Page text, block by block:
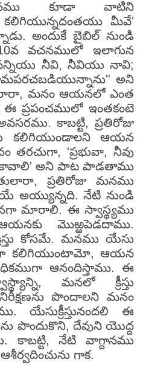
కూడా వాటిని
మీవే'
అందుకే బైబిల్ నుండి
వచనములో ఇలాగున
నీవి, నీవియు నావి;
అని
మనం ఆయనలో ఎంత
ప్రపంచములో ఇంతకంటె
కాబట్టి, ప్రతిరోజు
కలిగియుండాలని ఆయన
తరచుగా, 'ప్రభువా, నీవు
కావాలి' అని పాట పాడతాము
ప్రతిరోజు మనము
అయ్యున్నది. నేటి నుండి
మారాలి. ఈ స్వాస్థ్యము
మొఱ్ఱపెడదాము.
కోసమే. మనము యేసు
కలిగియుంటామో, ఆయన
ఆనందిస్తాము. ఈ
మనలో క్రీస్తు
పొందాలని మనం
యేసుక్రీస్తునందలి ఈ
పొందుకొని, దేవుని యొద్ద
కాబట్టి, నేటి వాగ్దానము
గాక.